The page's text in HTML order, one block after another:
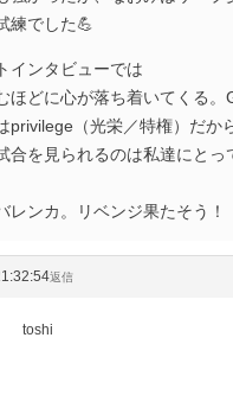
練でした💪
インタビューでは
ほどに心が落ち着いてくる
privilege（光栄／特権）だか
合を見られるのは私達にとっ
レンカ。リベンジ果たそう！
返信
toshi